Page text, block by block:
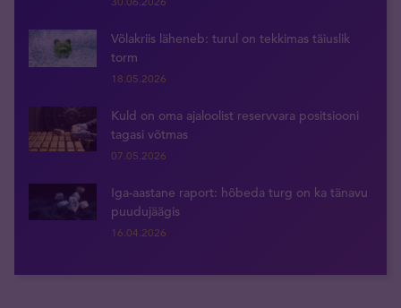
Võlakriis läheneb: turul on tekkimas täiuslik
torm
18.05.2026
Kuld on oma ajaloolist reservvara positsiooni
tagasi võtmas
07.05.2026
Iga-aastane raport: hõbeda turg on ka tänavu
puudujäägis
16.04.2026